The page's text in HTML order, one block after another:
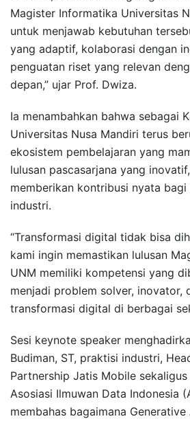
Magister Informatika Universitas
untuk menjawab kebutuhan
yang adaptif, kolaborasi dengan
penguatan riset yang relevan
depan,” ujar Prof. Dwiza.
Ia menambahkan bahwa sebagai
Universitas Nusa Mandiri terus
ekosistem pembelajaran yang
lulusan pascasarjana yang
memberikan kontribusi nyata
industri.
“Transformasi digital tidak bisa
kami ingin memastikan lulusan
UNM memiliki kompetensi yang
menjadi problem solver, inovator,
transformasi digital di berbagai
Sesi keynote speaker
Budiman, ST, praktisi industri,
Partnership Jatis Mobile sekaligus
Asosiasi Ilmuwan Data Indonesia
membahas bagaimana